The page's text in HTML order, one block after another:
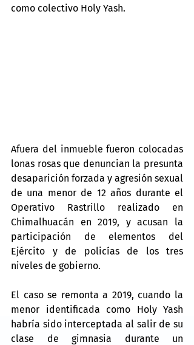
como colectivo Holy Yash.
Afuera del inmueble fueron colocadas
lonas rosas que denuncian la presunta
desaparición forzada y agresión sexual
de una menor de 12 años durante el
Operativo Rastrillo realizado en
Chimalhuacán en 2019, y acusan la
participación de elementos del
Ejército y de policías de los tres
niveles de gobierno.
El caso se remonta a 2019, cuando la
menor identificada como Holy Yash
habría sido interceptada al salir de su
clase de gimnasia durante un